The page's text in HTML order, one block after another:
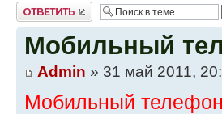
Ответить
Мобильный
Admin » 31 май 2011,
Мобильный